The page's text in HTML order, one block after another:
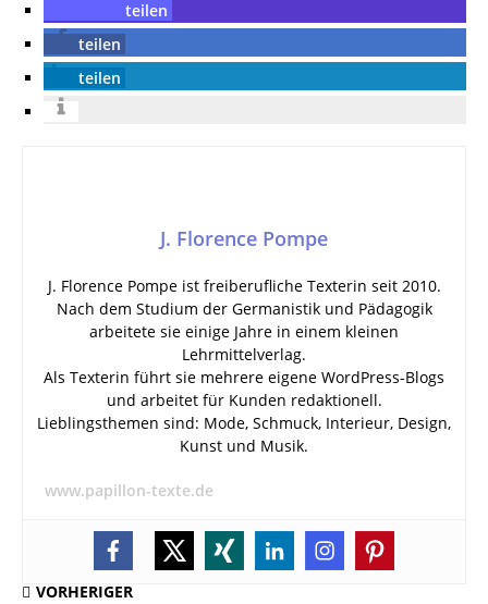
teilen
teilen
teilen
J. Florence Pompe
J. Florence Pompe ist freiberufliche Texterin seit 2010.
Nach dem Studium der Germanistik und Pädagogik
arbeitete sie einige Jahre in einem kleinen
Lehrmittelverlag.
Als Texterin führt sie mehrere eigene WordPress-Blogs
und arbeitet für Kunden redaktionell.
Lieblingsthemen sind: Mode, Schmuck, Interieur, Design,
Kunst und Musik.
www.papillon-texte.de
VORHERIGER